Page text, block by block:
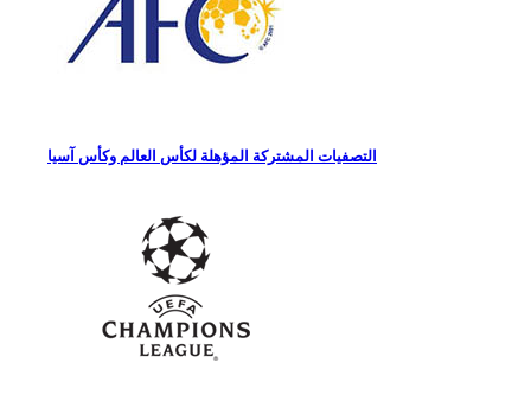
التصفيات المشتركة المؤهلة لكأس العالم وكأس آسيا